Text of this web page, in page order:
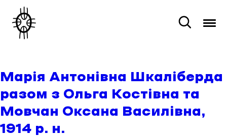
Марія Антонівна Шкаліберда
разом з Ольга Костівна та
Мовчан Оксана Василівна,
1914 р. н.